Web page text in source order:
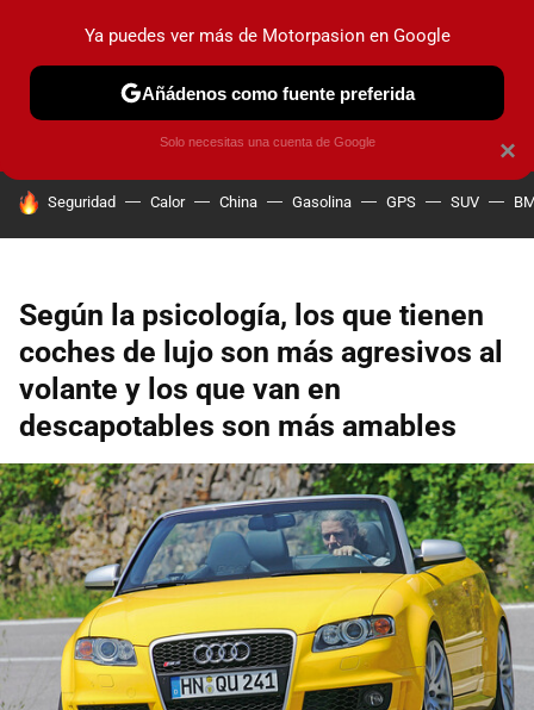
PRUEBAS COCHES ELÉCTRICOS OBSERVATORIO
HOY SE HABLA DE
Seguridad Calor China Gasolina GPS SUV
Según la psicología, los que tienen
coches de lujo son más agresivos al
volante y los que van en
descapotables son más amables
×
Ya puedes ver más de Motorpasion en Google
Añádenos como fuente preferida
Solo necesitas una cuenta de Google